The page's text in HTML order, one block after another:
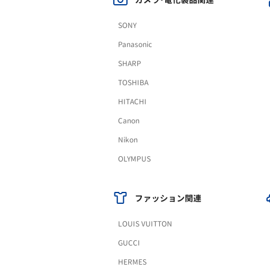
SONY
Panasonic
SHARP
TOSHIBA
HITACHI
Canon
Nikon
OLYMPUS
ファッション関連
LOUIS VUITTON
GUCCI
HERMES